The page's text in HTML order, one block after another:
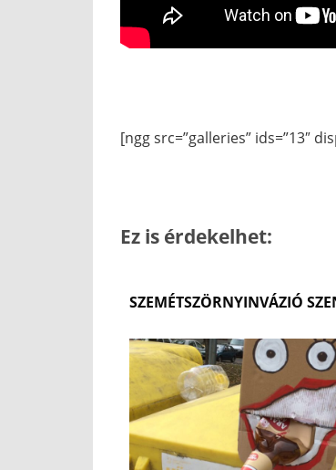
[ngg src=”galleries” ids=”13″
Ez is érdekelhet:
SZEMÉTSZÖRNYINVÁZIÓ